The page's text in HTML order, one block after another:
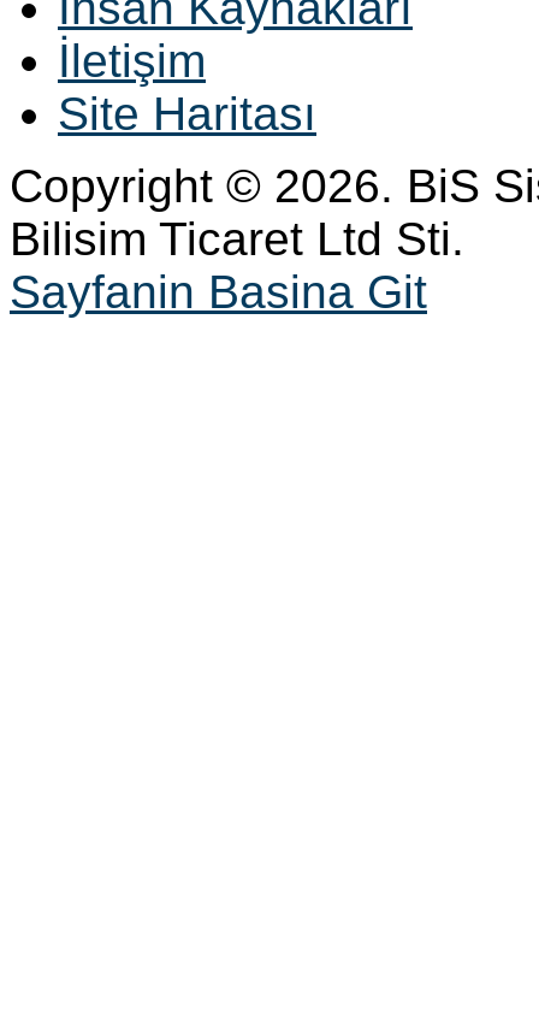
İletişim
Site Haritası
Copyright © 2026. BiS
Bilisim Ticaret Ltd Sti.
Sayfanin Basina Git